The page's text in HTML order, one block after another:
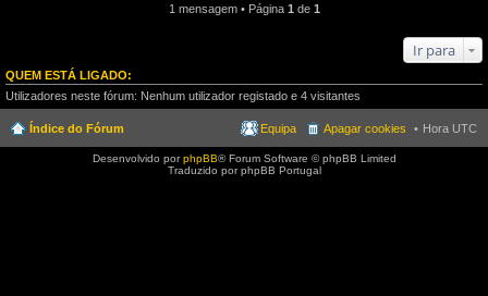
1 mensagem • Página 1 de 1
Ir para
QUEM ESTÁ LIGADO:
Utilizadores neste fórum: Nenhum utilizador registado e 4 visitantes
Índice do Fórum Hora UTC
Apagar cookies
Equipa
Desenvolvido porphpBB® Forum Software © phpBB Limited
Traduzido por phpBB Portugal